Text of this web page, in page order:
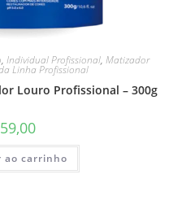
, Individual Profissional, Matizador
Linha Profissional
Louro Profissional – 300g
59,00
ao carrinho